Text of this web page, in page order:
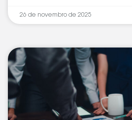
26 de novembro de 2025